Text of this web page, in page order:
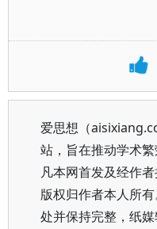
爱思想（
站，旨在推动学术繁
凡本网首发及经作
版权归作者本人所
处并保持完整，纸